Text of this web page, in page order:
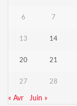
6 7
13 14
20 21
27 28
« Avr Juin »